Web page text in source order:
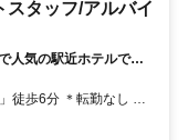
タッフ/アルバイ
人気の駅近ホテルで勤
方も大歓迎！深夜時間